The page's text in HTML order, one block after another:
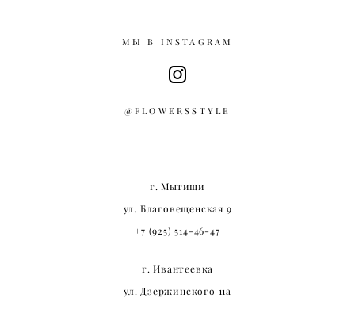
МЫ В INSTAGRAM
@FLOWERSSTYLE
г. Мытищи
ул. Благовещенская 9
+7 (925) 514-46-47
г. Ивантеевка
ул. Дзержинского 11а